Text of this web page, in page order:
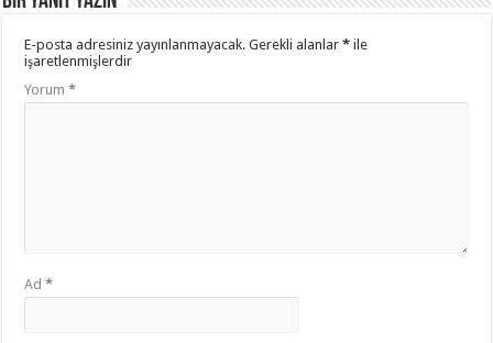
E-posta adresiniz yayınlanmayacak. Gerekli alanlar* ile
işaretlenmişlerdir
Yorum*
Ad*